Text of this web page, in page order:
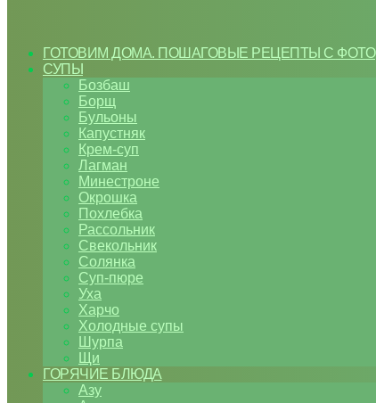
ГОТОВИМ ДОМА. ПОШАГОВЫЕ РЕЦЕПТЫ С ФОТО
СУПЫ
Бозбаш
Борщ
Бульоны
Капустняк
Крем-суп
Лагман
Минестроне
Окрошка
Похлебка
Рассольник
Свекольник
Солянка
Суп-пюре
Уха
Харчо
Холодные супы
Шурпа
Щи
ГОРЯЧИЕ БЛЮДА
Азу